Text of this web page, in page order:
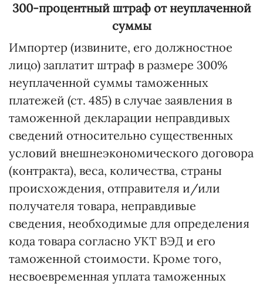
300-процентный штраф от неуплаченной
суммы
Импортер (извините, его должностное
лицо) заплатит штраф в размере 300%
неуплаченной суммы таможенных
платежей (ст. 485) в случае заявления в
таможенной декларации неправдивых
сведений относительно существенных
условий внешнеэкономического договора
(контракта), веса, количества, страны
происхождения, отправителя и/или
получателя товара, неправдивые
сведения, необходимые для определения
кода товара согласно УКТ ВЭД и его
таможенной стоимости. Кроме того,
несвоевременная уплата таможенных